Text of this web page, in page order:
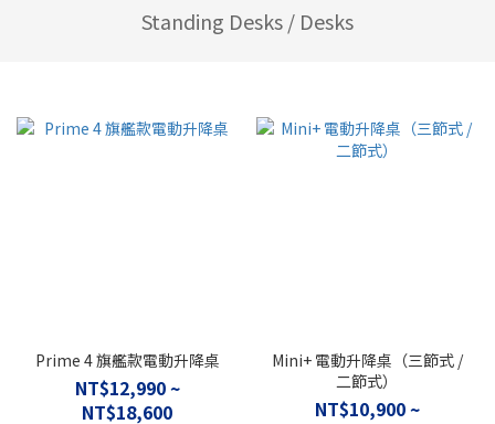
Standing Desks / Desks
Prime 4 旗艦款電動升降桌
NT$12,990 ~
NT$18,600
Mini+ 電動升降桌（三節式 /
二節式）
NT$10,900 ~